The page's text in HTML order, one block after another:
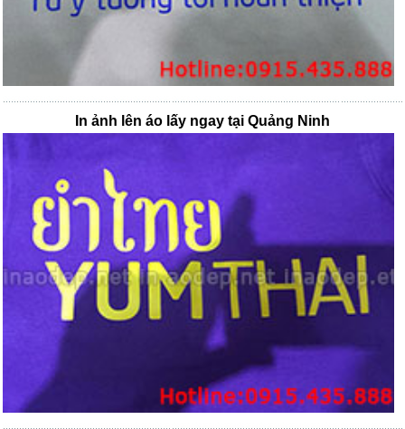
In ảnh lên áo lấy ngay tại Quảng Ninh